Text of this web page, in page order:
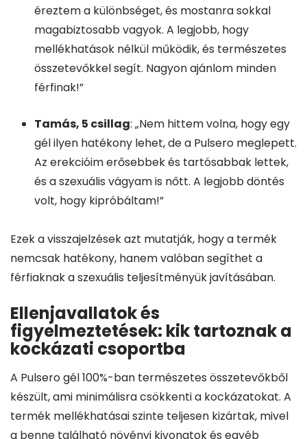
éreztem a különbséget, és mostanra sokkal
magabiztosabb vagyok. A legjobb, hogy
mellékhatások nélkül működik, és természetes
összetevőkkel segít. Nagyon ajánlom minden
férfinak!”
Tamás, 5 csillag: „Nem hittem volna, hogy egy
gél ilyen hatékony lehet, de a Pulsero meglepett.
Az erekcióim erősebbek és tartósabbak lettek,
és a szexuális vágyam is nőtt. A legjobb döntés
volt, hogy kipróbáltam!”
Ezek a visszajelzések azt mutatják, hogy a termék
nemcsak hatékony, hanem valóban segíthet a
férfiaknak a szexuális teljesítményük javításában.
Ellenjavallatok és
figyelmeztetések: kik tartoznak a
kockázati csoportba
A Pulsero gél 100%-ban természetes összetevőkből
készült, ami minimálisra csökkenti a kockázatokat. A
termék mellékhatásai szinte teljesen kizártak, mivel
a benne található növényi kivonatok és egyéb